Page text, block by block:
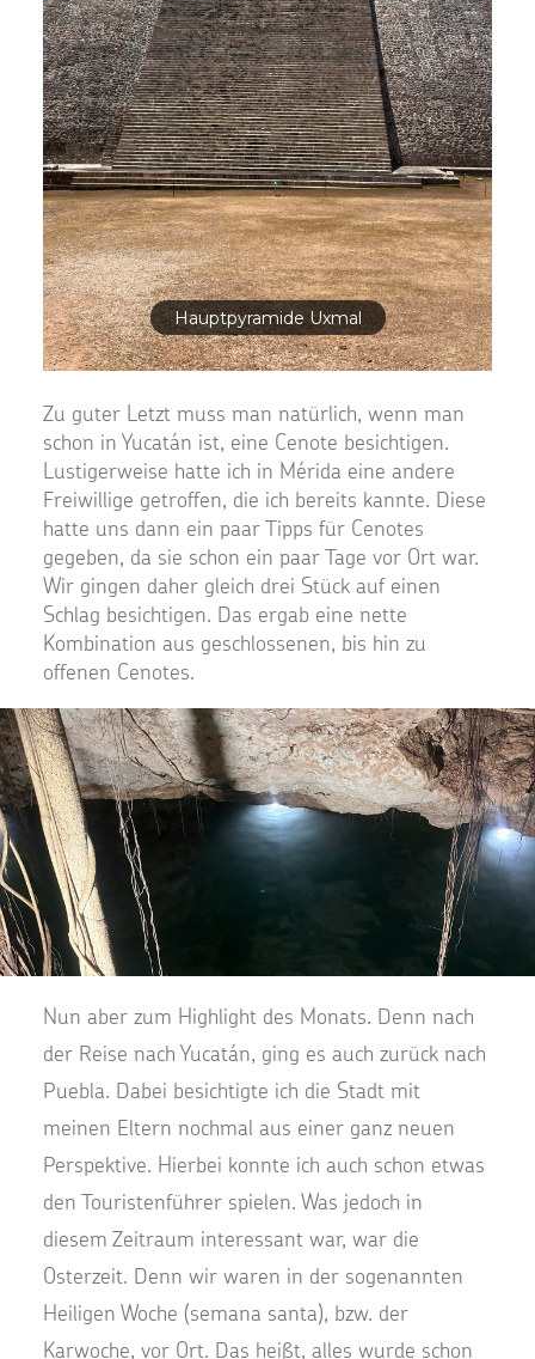
Hauptpyramide Uxmal
Zu guter Letzt muss man natürlich, wenn man
schon in Yucatán ist, eine Cenote besichtigen.
Lustigerweise hatte ich in Mérida eine andere
Freiwillige getroffen, die ich bereits kannte. Diese
hatte uns dann ein paar Tipps für Cenotes
gegeben, da sie schon ein paar Tage vor Ort war.
Wir gingen daher gleich drei Stück auf einen
Schlag besichtigen. Das ergab eine nette
Kombination aus geschlossenen, bis hin zu
offenen Cenotes.
Nun aber zum Highlight des Monats. Denn nach
der Reise nach Yucatán, ging es auch zurück nach
Puebla. Dabei besichtigte ich die Stadt mit
meinen Eltern nochmal aus einer ganz neuen
Perspektive. Hierbei konnte ich auch schon etwas
den Touristenführer spielen. Was jedoch in
diesem Zeitraum interessant war, war die
Osterzeit. Denn wir waren in der sogenannten
Heiligen Woche (semana santa), bzw. der
Karwoche, vor Ort. Das heißt, alles wurde schon